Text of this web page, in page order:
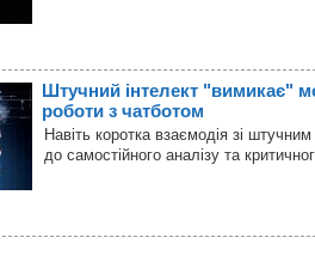
Штучний інтелект "вимикає"
роботи з чатботом
Навіть коротка взаємодія зі
до самостійного аналізу та